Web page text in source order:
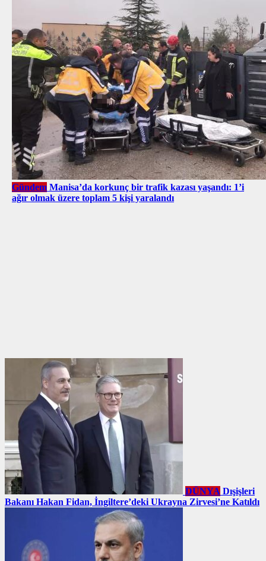
Gündem Manisa’da korkunç bir trafik kazası yaşandı: 1’i
ağır olmak üzere toplam 5 kişi yaralandı
DÜNYA Dışişleri
Bakanı Hakan Fidan, İngiltere’deki Ukrayna Zirvesi’ne Katıldı